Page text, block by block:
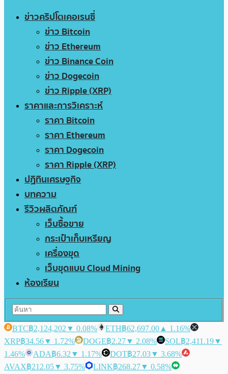
ข่าวคริปโตเคอเรนซี่
ข่าว Bitcoin
ข่าว Ethereum
ข่าว Binance Coin
ข่าว Dogecoin
ข่าว Ripple (XRP)
ราคาและการวิเคราะห์
ราคา Bitcoin
ราคา Ethereum
ราคา Dogecoin
ราคา Ripple (XRP)
ปฏิทินเศรษฐกิจ
บทความ
รีวิวผลิตภัณฑ์
เว็บซื้อขาย
กระเป๋าเก็บเหรียญ
เครื่องขุด
เว็บขุดแบบ Cloud Mining
ห้องเรียน
BTC฿2,124,202 ▼ 0.08% ETH฿62,697.00 ▲ 1.16%
XRP฿34.56▼ 1.72% DOGE฿2.27▼ 2.08% SOL฿2,411.19▼
1.46%
ADA฿6.32 ▼ 1.17% DOT฿27.03▼ 3.68%
AVAX฿212.05▼ 3.75% LINK฿268.27▼ 0.58%